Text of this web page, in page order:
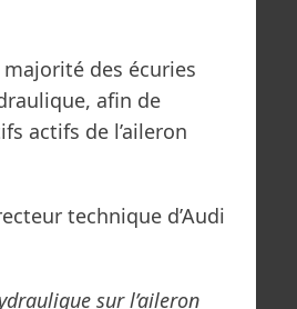
des écuries
afin de
actifs de l’aileron
technique d’Audi
sur l’aileron